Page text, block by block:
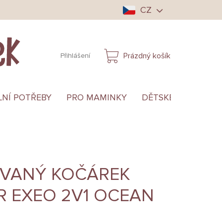
CZ
Přihlášení
NÁKUPNÍ
Prázdný košík
POTŘEBY PRO MAMINKY DĚTSKÉ OBLEČENÍ
KOČÁREK
EXEO 2V1 OCEAN